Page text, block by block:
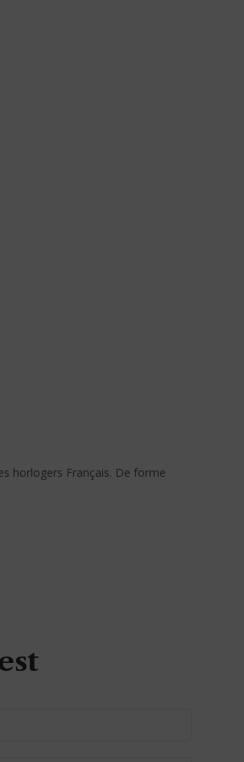
horlogers Français. De forme